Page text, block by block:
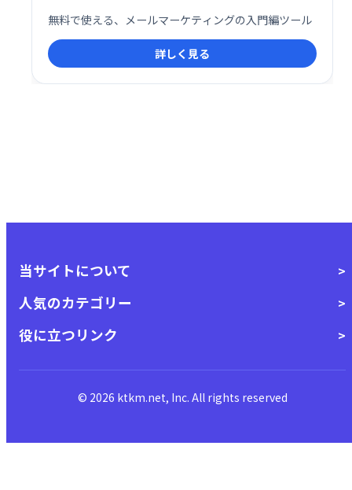
無料で使える、メールマーケティングの入門編ツール
詳しく見る
当サイトについて
人気のカテゴリー
役に立つリンク
© 2026 ktkm.net, Inc. All rights reserved